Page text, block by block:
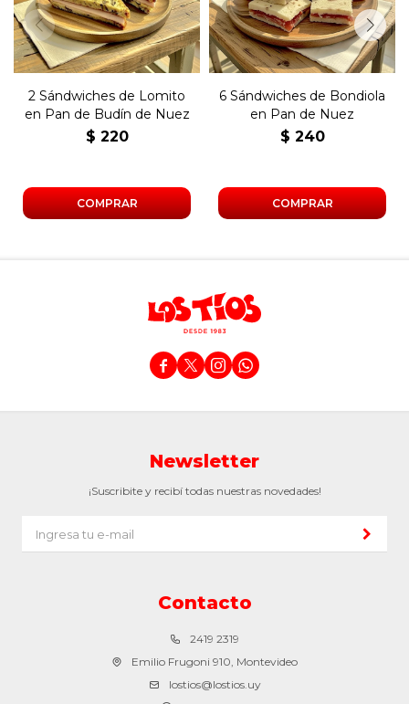
2 Sándwiches de Lomito
en Pan de Budín de Nuez
$ 220
6 Sándwiches de Bondiola
en Pan de Nuez
$ 240
   
Contacto
2419 2319
Emilio Frugoni 910, Montevideo
lostios@lostios.uy
Newsletter
¡Suscribite y recibí todas nuestras novedades!